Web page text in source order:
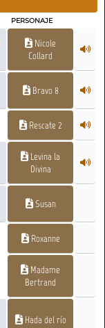
PERSONAJE
Nicole
Collard
Bravo 8
Rescate 2
Levina la
Divina
Susan
Roxanne
Madame
Bertrand
Hada del río